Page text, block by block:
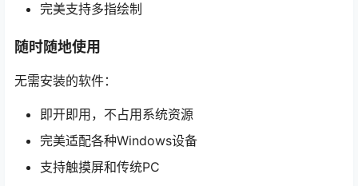
完美支持多指绘制
随时随地使用
无需安装的软件：
即开即用，不占用系统资源
完美适配各种Windows设备
支持触摸屏和传统PC